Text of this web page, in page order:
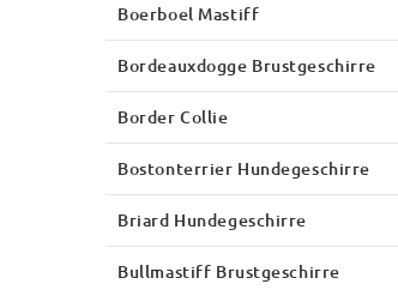
Boerboel Mastiff
Bordeauxdogge Brustgeschirre
Border Collie
Bostonterrier Hundegeschirre
Briard Hundegeschirre
Bullmastiff Brustgeschirre